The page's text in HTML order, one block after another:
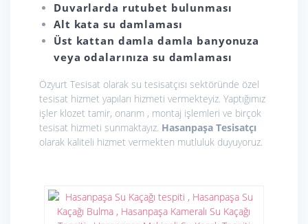
Duvarlarda rutubet bulunması
Alt kata su damlaması
Üst kattan damla damla banyonuza
veya odalarınıza su damlaması
Özyurt Tesisat olarak su tesisatçısı sektöründe özel
tesisat hizmet yapıları hizmeti vermekteyiz. Yaptığımız
işler klozet tamir, onarım , montaj işlemleri ve birçok
tesisat hizmeti sunmaktayız. Hasanpaşa Tesisatçı
olarak kaliteli hizmet vermekten mutluluk duyuyoruz.